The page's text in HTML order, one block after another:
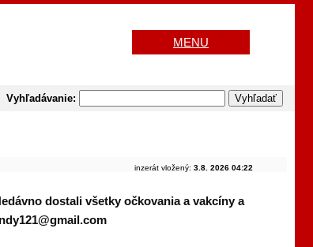
MENU
Vyhľadávanie:
inzerát vložený: 3.8. 2026 04:22
dostali všetky očkovania a vakcíny a